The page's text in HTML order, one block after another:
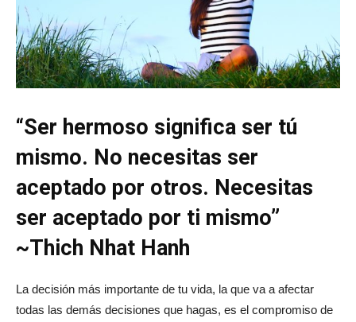
“Ser hermoso significa ser tú
mismo. No necesitas ser
aceptado por otros. Necesitas
ser aceptado por ti mismo”
~Thich Nhat Hanh
La decisión más importante de tu vida, la que va a afectar
todas las demás decisiones que hagas, es el compromiso de